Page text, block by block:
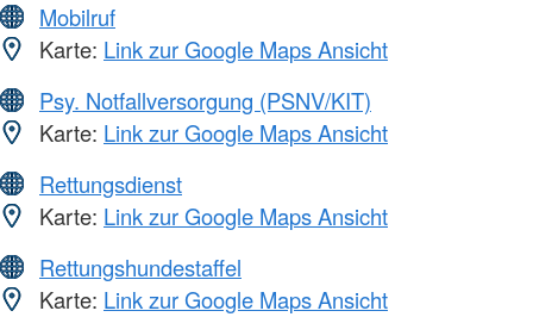
Mobilruf
Karte: Link zur Google Maps Ansicht
Psy. Notfallversorgung (PSNV/KIT)
Karte: Link zur Google Maps Ansicht
Rettungsdienst
Karte: Link zur Google Maps Ansicht
Rettungshundestaffel
Karte: Link zur Google Maps Ansicht